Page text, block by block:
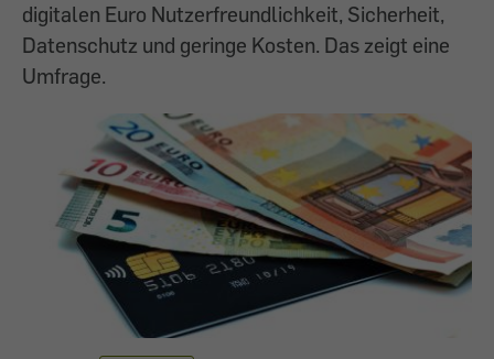
digitalen Euro Nutzerfreundlichkeit, Sicherheit,
Datenschutz und geringe Kosten. Das zeigt eine
Umfrage.